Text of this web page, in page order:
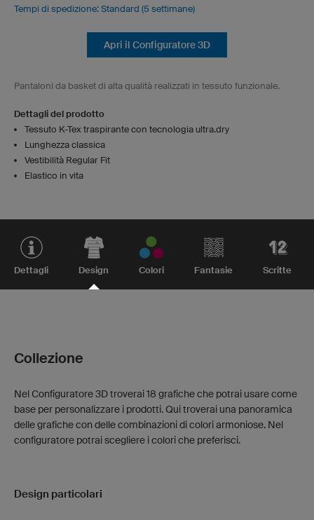
Tempi di spedizione: Standard (5 settimane)
Apri il Configuratore 3D
Pantaloni da basket di alta qualità realizzati in tessuto funzionale.
Dettagli del prodotto
Tessuto K-Tex traspirante con tecnologia ultra.dry
Lunghezza classica
Vestibilità Regular Fit
Elastico in vita
Dettagli Design Colori Fantasie Scritte
Collezione
Nel Configuratore 3D troverai 18 grafiche che potrai usare come
base per personalizzare i prodotti. Qui troverai una panoramica
delle grafiche con delle combinazioni di colori armoniose. Nel
configuratore potrai scegliere i colori che preferisci.
Design particolari